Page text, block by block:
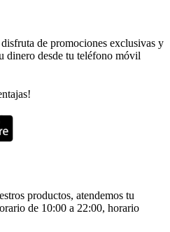
de promociones exclusivas y
dinero desde tu teléfono móvil
productos, atendemos tu
de 10:00 a 22:00, horario